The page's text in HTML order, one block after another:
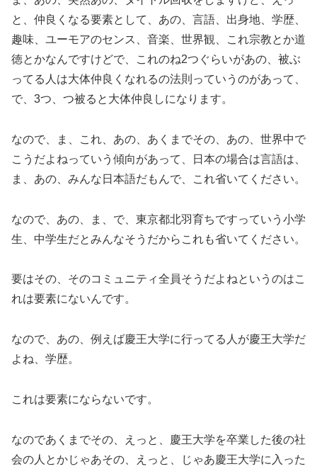
と、仲良くなる要素として、あの、言語、出身地、学歴、
趣味、ユーモアのセンス、音楽、世界観、これ宗教とか道
徳とかなんですけどで、これのね2つぐらいがあの、被ぶ
ってる人は大体仲良くなれるの法則っていうのがあって、
で、3つ、つ被ると大体仲良しになります。
なので、ま、これ、あの、あくまでその、あの、世界中で
こうだよねっていう傾向があって、日本の場合は言語は、
ま、あの、みんな日本語だもんで、これ省いてください。
なので、あの、ま、で、東京都北羽育ちですっていう小学
生、中学生だとみんなそうだからこれも省いてください。
要はその、そのコミュニティ全員そうだよねというのはこ
れは要素にないんです。
なので、あの、例えば慶王大学に行ってる人が慶王大学だ
よね、学歴。
これは要素にならないです。
なのであくまでその、えっと、慶王大学を卒業した後の社
会の人とかじゃあその、えっと、じゃあ慶王大学に入った